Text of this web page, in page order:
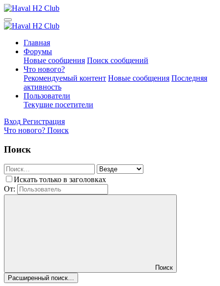
Главная
Форумы
Новые сообщения Поиск сообщений
Что нового?
Рекомендуемый контент Новые сообщения Последняя
активность
Пользователи
Текущие посетители
Вход Регистрация
Что нового? Поиск
Поиск
Искать только в заголовках
От:
Поиск
Расширенный поиск…